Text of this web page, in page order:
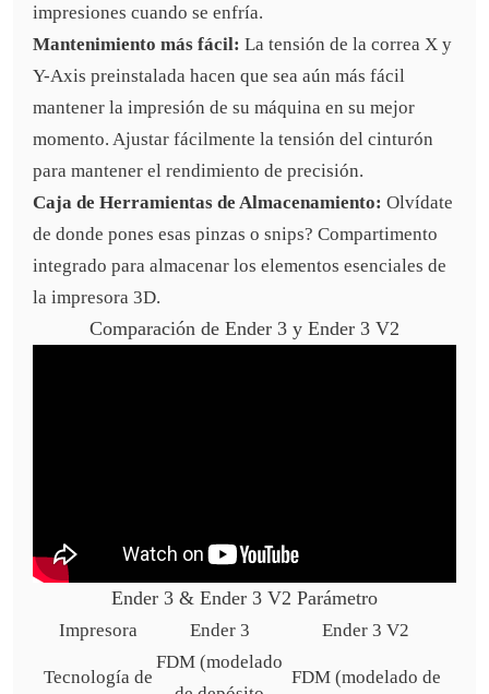
impresiones cuando se enfría.
Mantenimiento más fácil: La tensión de la correa X y
Y-Axis preinstalada hacen que sea aún más fácil
mantener la impresión de su máquina en su mejor
momento. Ajustar fácilmente la tensión del cinturón
para mantener el rendimiento de precisión.
Caja de Herramientas de Almacenamiento: Olvídate
de donde pones esas pinzas o snips? Compartimento
integrado para almacenar los elementos esenciales de
la impresora 3D.
Comparación de Ender 3 y Ender 3 V2
Ender 3 & Ender 3 V2 Parámetro
Impresora Ender 3 Ender 3 V2
Tecnología de
FDM (modelado
FDM (modelado de